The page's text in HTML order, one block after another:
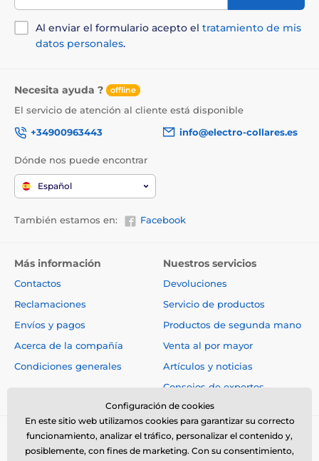
Al enviar el formulario acepto el tratamiento de mis
datos personales.
Necesita ayuda ? offline
El servicio de atención al cliente está disponible
+34900963443
info@electro-collares.es
Dónde nos puede encontrar
Español
También estamos en: Facebook
Más información
Contactos
Reclamaciones
Envíos y pagos
Acerca de la compañía
Condiciones generales
Nuestros servicios
Devoluciones
Servicio de productos
Productos de segunda mano
Venta al por mayor
Artículos y noticias
Consejos de expertos
Configuración de cookies
En este sitio web utilizamos cookies para garantizar su correcto
funcionamiento, analizar el tráfico, personalizar el contenido y,
posiblemente, con fines de marketing. Con su consentimiento,